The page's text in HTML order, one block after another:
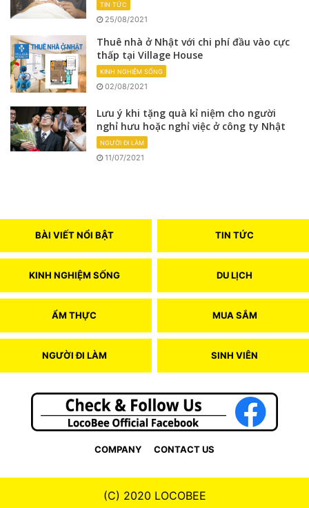
TIN TỨC
25/08/2021
Thuê nhà ở Nhật với chi phí đầu vào cực
thấp tại Village House
KINH NGHIỆM SỐNG
02/08/2021
Lưu ý khi tặng quà kỉ niệm cho người
nghỉ hưu hoặc nghỉ việc ở công ty Nhật
NGƯỜI ĐI LÀM
11/07/2021
BÀI VIẾT NỔI BẬT TIN TỨC
KINH NGHIỆM SỐNG DU LỊCH
ẨM THỰC MUA SẮM
NGƯỜI ĐI LÀM SINH VIÊN
COMPANY CONTACT US
(C) 2020 LOCOBEE